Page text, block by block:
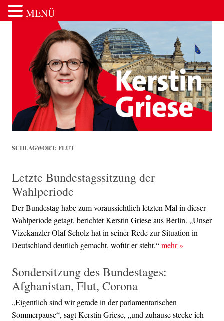
Zum Inhalt springen
SCHLAGWORT: FLUT
Letzte Bundestagssitzung der
Wahlperiode
Der Bundestag habe zum voraussichtlich letzten Mal in dieser
Wahlperiode getagt, berichtet Kerstin Griese aus Berlin. „Unser
Vizekanzler Olaf Scholz hat in seiner Rede zur Situation in
Deutschland deutlich gemacht, wofür er steht.“mehr»
Sondersitzung des Bundestages:
Afghanistan, Flut, Corona
„Eigentlich sind wir gerade in der parlamentarischen
Sommerpause“, sagt Kerstin Griese, „und zuhause stecke ich
MENÜ